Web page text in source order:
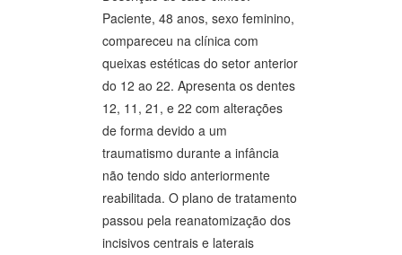
Paciente, 48 anos, sexo feminino,
compareceu na clínica com
queixas estéticas do setor anterior
do 12 ao 22. Apresenta os dentes
12, 11, 21, e 22 com alterações
de forma devido a um
traumatismo durante a infância
não tendo sido anteriormente
reabilitada. O plano de tratamento
passou pela reanatomização dos
incisivos centrais e laterais